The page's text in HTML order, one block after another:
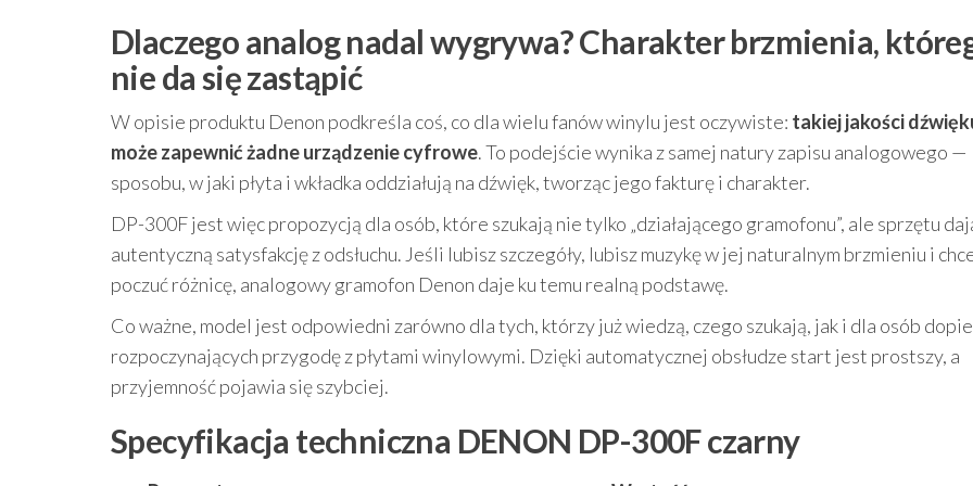
Dlaczego analog nadal wygrywa? Charakter brzmienia,
nie da się zastąpić
W opisie produktu Denon podkreśla coś, co dla wielu fanów winylu jest oczywiste: takiej jakości
może zapewnić żadne urządzenie cyfrowe. To podejście wynika z samej natury zapisu analogowego —
sposobu, w jaki płyta i wkładka oddziałują na dźwięk, tworząc jego fakturę i charakter.
DP-300F jest więc propozycją dla osób, które szukają nie tylko „działającego gramofonu”, ale sprzętu
autentyczną satysfakcję z odsłuchu. Jeśli lubisz szczegóły, lubisz muzykę w jej naturalnym brzmieniu i
poczuć różnicę, analogowy gramofon Denon daje ku temu realną podstawę.
Co ważne, model jest odpowiedni zarówno dla tych, którzy już wiedzą, czego szukają, jak i dla osób
rozpoczynających przygodę z płytami winylowymi. Dzięki automatycznej obsłudze start jest prostszy, a
przyjemność pojawia się szybciej.
Specyfikacja techniczna DENON DP-300F czarny